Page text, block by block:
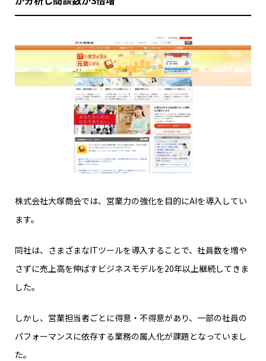
株式会社大塚商会では、営業力の強化を目的にAIを導入してい
ます。
同社は、さまざまなITツールを導入することで、社員数を増や
さずに売上高を伸ばすビジネスモデルを20年以上継続してきま
した。
しかし、営業担当者ごとに得意・不得意があり、一部の社員の
パフォーマンスに依存する業務の属人化が課題となっていまし
た。